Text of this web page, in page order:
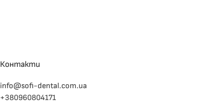
Контакти
info@sofi-dental.com.ua
+380960804171